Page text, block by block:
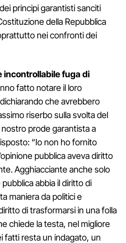
principi garantisti sanciti
della Repubblica
nei confronti dei
incontrollabile fuga di
fatto notare il loro
che avrebbero
riserbo sulla svolta del
prode garantista a
“Io non ho fornito
pubblica aveva diritto
Agghiacciante anche solo
abbia il diritto di
maniera da politici e
di trasformarsi in una folla
chiede la testa, nel migliore
fatti resta un indagato, un